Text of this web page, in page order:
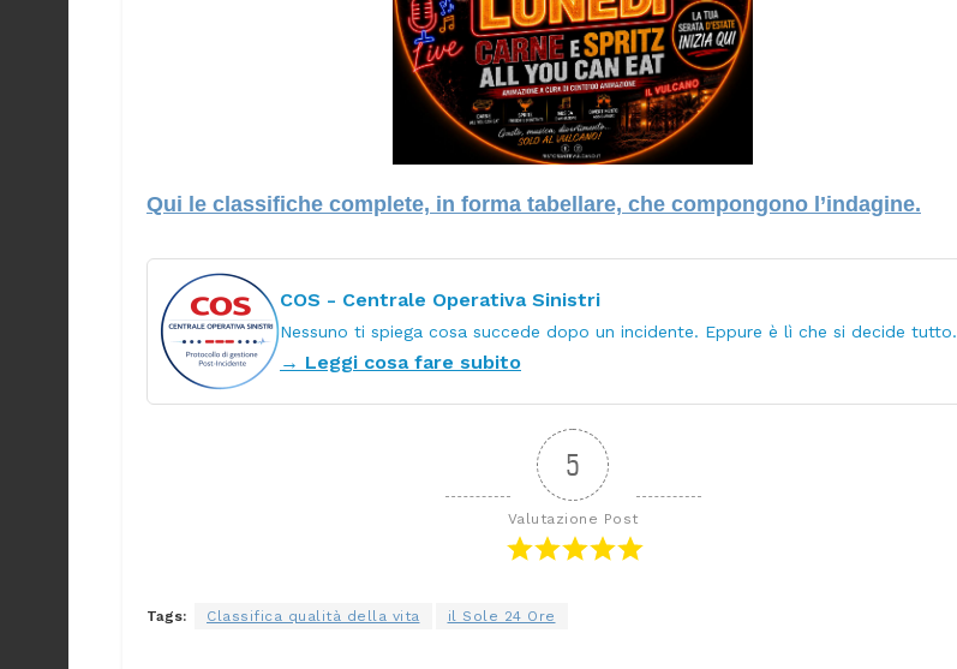
Qui le classifiche complete, in forma tabellare, che compongono l’indagine.
COS - Centrale Operativa Sinistri
Nessuno ti spiega cosa succede dopo un incidente. Eppure è lì che si decide tutto.
→ Leggi cosa fare subito
5
Valutazione Post
Tags: Classifica qualità della vita il Sole 24 Ore